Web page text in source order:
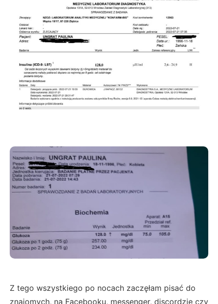
Z tego wszystkiego po nocach zaczęłam pisać do
znajomych, na Facebooku, messenger, discordzie czy